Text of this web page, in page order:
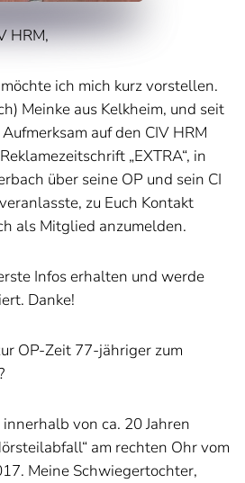
des CIV HRM,
ich mich kurz vorstellen.
Meinke aus Kelkheim, und seit
auf den CIV HRM
„EXTRA“, in
über seine OP und sein CI
zu Euch Kontakt
als Mitglied anzumelden.
Infos erhalten und werde
Danke!
OP-Zeit 77-jähriger zum
von ca. 20 Jahren
am rechten Ohr vom
Meine Schwiegertochter,